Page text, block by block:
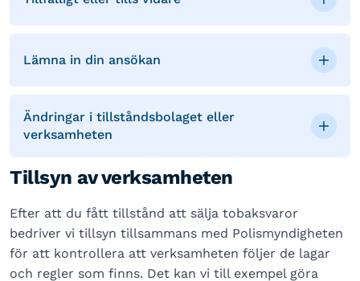
Lämna in din ansökan
Ändringar i tillståndsbolaget eller
verksamheten
Tillsyn av verksamheten
Efter att du fått tillstånd att sälja tobaksvaror
bedriver vi tillsyn tillsammans med Polismyndigheten
för att kontrollera att verksamheten följer de lagar
och regler som finns. Det kan vi till exempel göra